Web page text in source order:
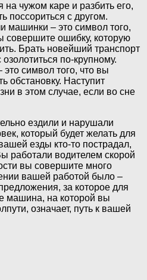
на чужом каре и разбить его,
поссориться с другом.
машинки – это символ того,
совершите ошибку, которую
Брать новейший транспорт
по-крупному.
символ того, что вы
обстановку. Наступит
в этом случае, если во сне
ездили и нарушали
который будет желать для
езды кто-то пострадал,
работали водителем скорой
вы совершите много
вашей работой было –
за которое для
машина, на которой вы
означает, путь к вашей